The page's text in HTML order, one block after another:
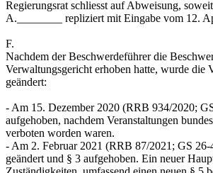
Regierungsrat schliesst auf Abweisung,
A.________ repliziert mit Eingabe vom 12.
F.
Nachdem der Beschwerdeführer die
Verwaltungsgericht erhoben hatte, wurde die
geändert:
- Am 15. Dezember 2020 (RRB 934/2020;
aufgehoben, nachdem Veranstaltungen
verboten worden waren.
- Am 2. Februar 2021 (RRB 87/2021; GS 26-
geändert und § 3 aufgehoben. Ein neuer